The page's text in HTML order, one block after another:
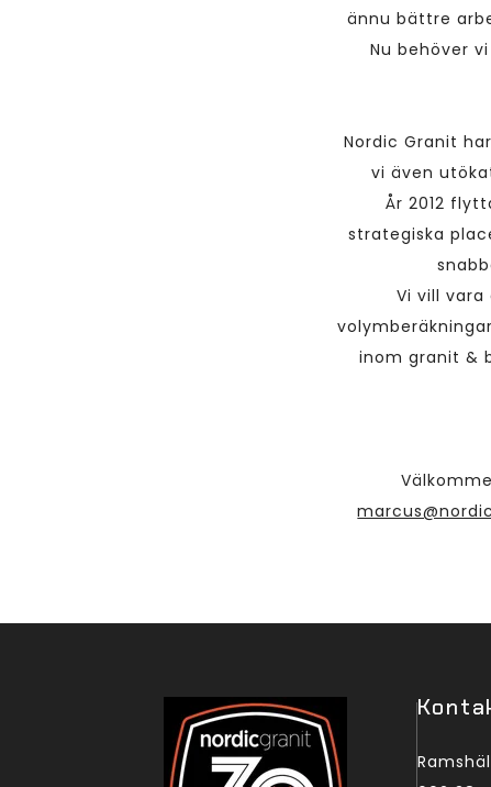
ännu bättre
Nu behöver
Nordic Granit
vi även
År 2012
strategiska
Vi vill
inom granit &